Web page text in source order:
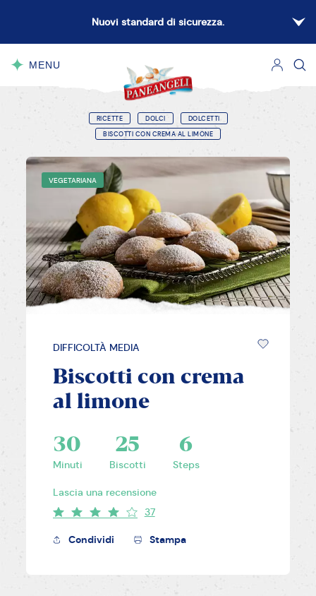
Nuovi standard di sicurezza.
MENU
RICETTE DOLCI
DOLCETTI
BISCOTTI CON CREMA AL LIMONE
DIFFICOLTÀ MEDIA
Biscotti con crema
al limone
30
Minuti
25
Biscotti
6
Steps
Lascia una recensione
37
Condividi Stampa
VEGETARIANA